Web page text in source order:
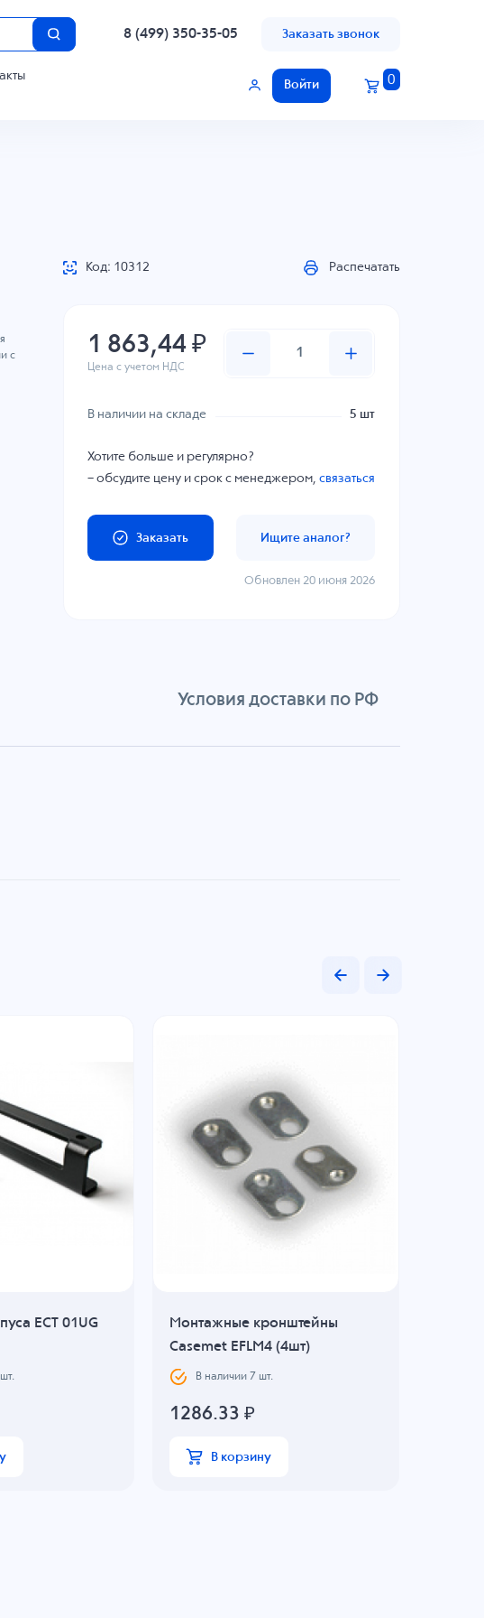
8 (499) 350-35-05 Заказать звонок
Войти 0
с
Код: 10312 Распечатать
1 863,44 ₽
Цена с учетом НДС
В наличии на складе 5 шт
Хотите больше и регулярно?
– обсудите цену и срок с менеджером,связаться
Заказать Ищите аналог?
Обновлен 20 июня 2026
Условия доставки по РФ
ECT 01UG
шт.
Монтажные кронштейны
Casemet EFLM4 (4шт)
В наличии 7 шт.
1286.33 ₽
В корзину